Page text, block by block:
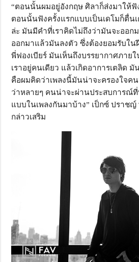
“ตอนนั้นผมอยู่อังกฤษ ศิลาก็ส่งมาให้ฟั
ตอนนั้นฟังครั้งแรกแบบเป็นเดโมก็ตื่น
ล่ะ มันมีคำที่เราคิดไม่ถึงว่ามันจะออก
ออกมาแล้วมันลงตัว ซึ่งต้องยอมรับใน
พี่ฟองเบียร์ มันเห็นถึงบรรยากาศภายใ
เราอยู่คนเดียว แล้วเกิดอาการเตลิด
คือผมคิดว่าเพลงนี้มันน่าจะครองใจคน
ว่าหลายๆ คนน่าจะผ่านประสบการณ์ที่
แบบในเพลงกันมาบ้าง” เป็กซ์ ปราช
กล่าวเสริม